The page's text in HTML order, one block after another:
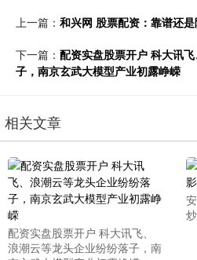
上一篇： 和兴网 股票配资：靠谱还
下一篇： 配资实盘股票开户 科大讯
子，南京玄武大模型产业初露峥嵘
相关文章
配资实盘股票开户 科大讯飞、
浪潮云等龙头企业纷纷落子，南